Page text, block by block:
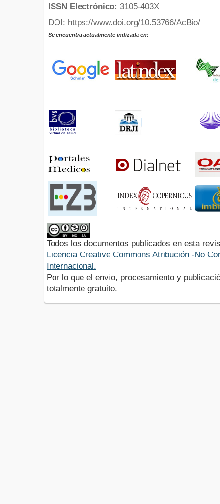
ISSN Electrónico: 3105-403X
DOI: https://www.doi.org/10.53766/AcBio/
Se encuentra actualmente indizada en:
Todos los documentos publicados en esta
Licencia Creative Commons Atribución -No
Internacional.
Por lo que el envío, procesamiento y
totalmente gratuito.